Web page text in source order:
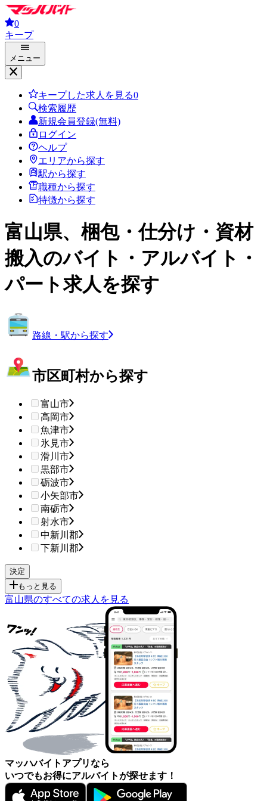
0
キープ
メニュー
キープした求人を見る0
検索履歴
新規会員登録(無料)
ログイン
ヘルプ
エリアから探す
駅から探す
職種から探す
特徴から探す
富山県、梱包・仕分け・資材
搬入のバイト・アルバイト・
パート求人を探す
路線・駅から探す
市区町村から探す
富山市
高岡市
魚津市
氷見市
滑川市
黒部市
砺波市
小矢部市
南砺市
射水市
中新川郡
下新川郡
もっと見る
富山県のすべての求人を見る
マッハバイトアプリなら
いつでもお得にアルバイトが探せます！